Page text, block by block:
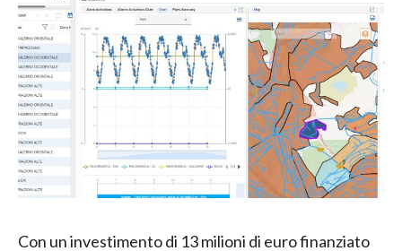
Con un investimento di 13 milioni di euro finanziato